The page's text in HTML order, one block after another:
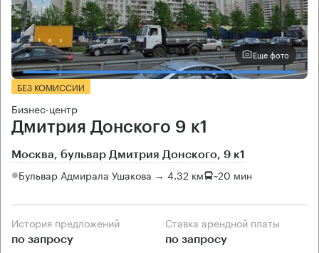
Еще фото
БЕЗ КОМИССИИ
Бизнес-центр
Дмитрия Донского 9 к1
Москва, бульвар Дмитрия Донского, 9 к1
Бульвар Адмирала Ушакова → 4.32 км ~20 мин
История предложений
по запросу
Ставка арендной платы
по запросу